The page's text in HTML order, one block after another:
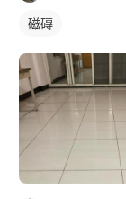
磁磚